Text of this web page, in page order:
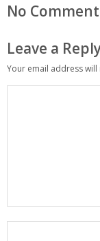
No
Leave a
Your email address